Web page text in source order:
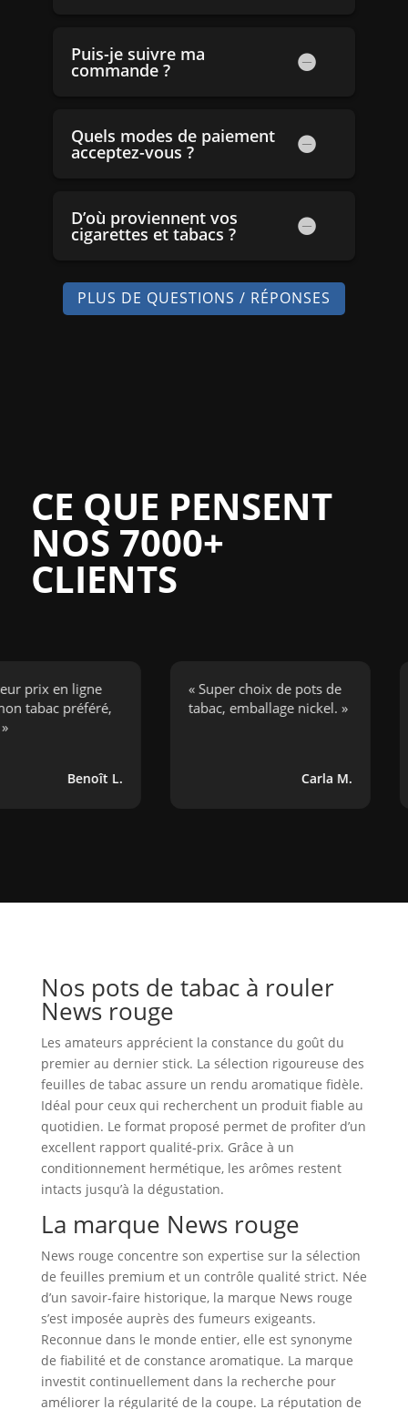
Puis-je suivre ma
commande ?
Quels modes de paiement
acceptez-vous ?
D’où proviennent vos
cigarettes et tabacs ?
PLUS DE QUESTIONS / RÉPONSES
CE QUE PENSENT
NOS 7000+
CLIENTS
en ligne
préféré,
Benoît L.
« Super choix de pots de
tabac, emballage nickel. »
Carla M.
Nos pots de tabac à rouler
News rouge
Les amateurs apprécient la constance du goût du
premier au dernier stick. La sélection rigoureuse des
feuilles de tabac assure un rendu aromatique fidèle.
Idéal pour ceux qui recherchent un produit fiable au
quotidien. Le format proposé permet de profiter d’un
excellent rapport qualité‑prix. Grâce à un
conditionnement hermétique, les arômes restent
intacts jusqu’à la dégustation.
La marque News rouge
News rouge concentre son expertise sur la sélection
de feuilles premium et un contrôle qualité strict. Née
d’un savoir‑faire historique, la marque News rouge
s’est imposée auprès des fumeurs exigeants.
Reconnue dans le monde entier, elle est synonyme
de fiabilité et de constance aromatique. La marque
investit continuellement dans la recherche pour
améliorer la régularité de la coupe. La réputation de